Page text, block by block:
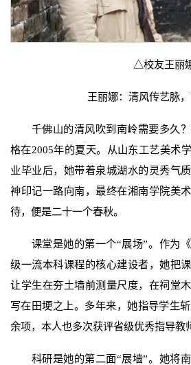
△校友王丽
王丽娜：清风传艺脉
千佛山的清风吹到南岭需要多久
格在2005年的夏天。从山东工艺美术
业毕业后，她带着泉城湖水的灵秀气
神印记一路向南，最终在湘南学院美
待，便是二十一个春秋。
课堂是她的第一个“展场”。作为
级一流本科课程的核心建设者，她把
让学生在夯土墙前测量尺度，在祠堂
写在田埂之上。多年来，她指导学生
余项，本人也多次获评省级优秀指导教
科研是她的第二面“展墙”。她将